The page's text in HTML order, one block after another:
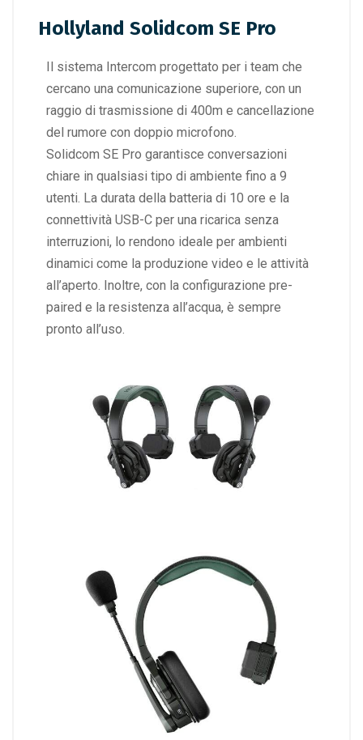
Hollyland Solidcom SE Pro
Il sistema Intercom progettato per i team che
cercano una comunicazione superiore, con un
raggio di trasmissione di 400m e cancellazione
del rumore con doppio microfono.
Solidcom SE Pro garantisce conversazioni
chiare in qualsiasi tipo di ambiente fino a 9
utenti. La durata della batteria di 10 ore e la
connettività USB-C per una ricarica senza
interruzioni, lo rendono ideale per ambienti
dinamici come la produzione video e le attività
all’aperto. Inoltre, con la configurazione pre-
paired e la resistenza all’acqua, è sempre
pronto all’uso.